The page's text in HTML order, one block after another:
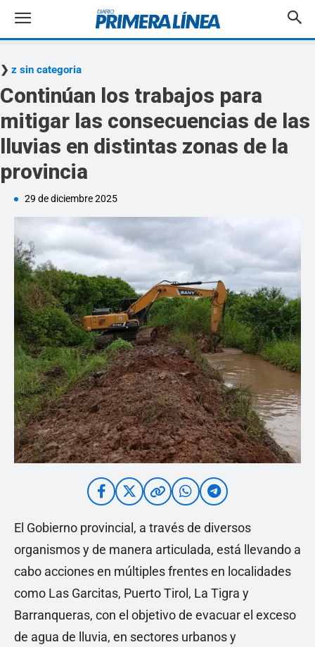
z sin categoria
Continúan los trabajos para
mitigar las consecuencias de las
lluvias en distintas zonas de la
provincia
29 de diciembre 2025
El Gobierno provincial, a través de diversos
organismos y de manera articulada, está llevando a
cabo acciones en múltiples frentes en localidades
como Las Garcitas, Puerto Tirol, La Tigra y
Barranqueras, con el objetivo de evacuar el exceso
de agua de lluvia, en sectores urbanos y